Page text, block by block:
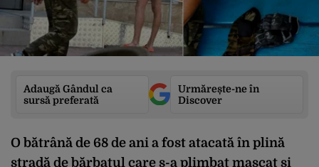
Adaugă Gândul ca
sursă preferată
Urmărește-ne în
Discover
O bătrână de 68 de ani a fost atacată în plină
stradă de bărbatul care s-a plimbat mascat și